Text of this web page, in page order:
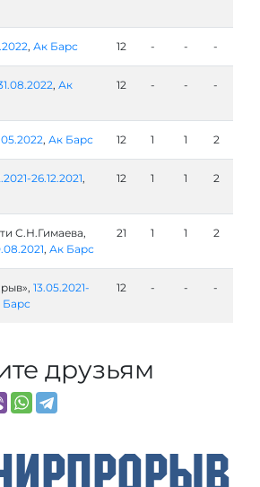
, Ак Барс 12 - - -
, Ак
12 - - -
, Ак Барс 12 1 1 2
26.12.2021,
12 1 1 2
С.Н.Гимаева,
, Ак Барс
21 1 1 2
13.05.2021-
Барс
12 - - -
друзьям